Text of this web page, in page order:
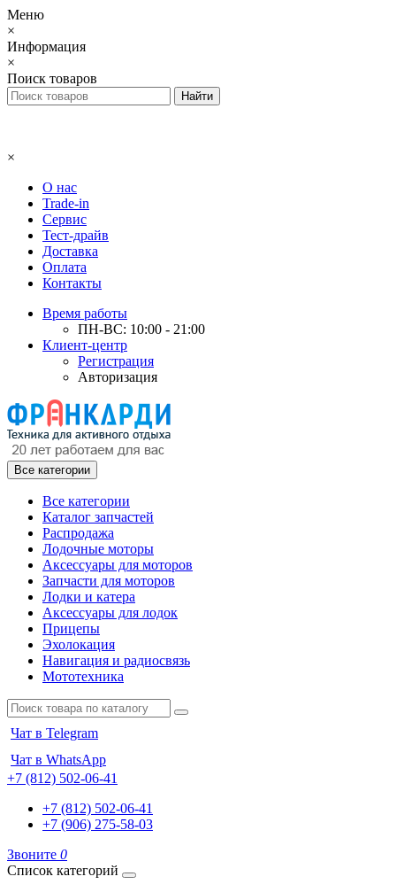
Меню
×
Информация
×
Поиск товаров
×
О нас
Trade-in
Сервис
Тест-драйв
Доставка
Оплата
Контакты
Время работы
ПН-ВС: 10:00 - 21:00
Клиент-центр
Регистрация
Авторизация
Все категории
Все категории
Каталог запчастей
Распродажа
Лодочные моторы
Аксессуары для моторов
Запчасти для моторов
Лодки и катера
Аксессуары для лодок
Прицепы
Эхолокация
Навигация и радиосвязь
Мототехника
Чат в Telegram
Чат в WhatsApp
+7 (812) 502-06-41
+7 (812) 502-06-41
+7 (906) 275-58-03
Звоните 0
Список категорий